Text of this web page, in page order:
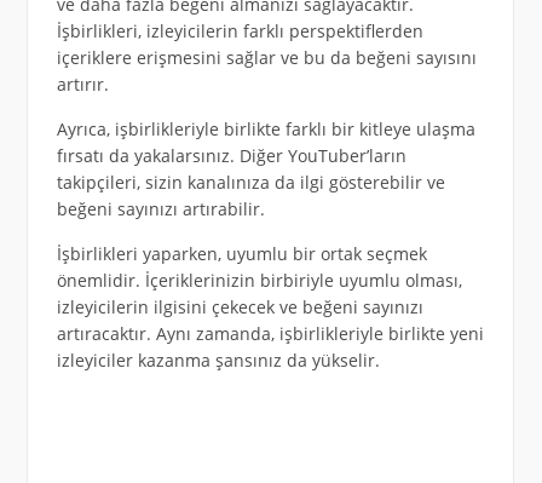
İşbirlikleri, izleyicilerin farklı perspektiflerden
içeriklere erişmesini sağlar ve bu da beğeni sayısını
artırır.
Ayrıca, işbirlikleriyle birlikte farklı bir kitleye ulaşma
fırsatı da yakalarsınız. Diğer YouTuber’ların
takipçileri, sizin kanalınıza da ilgi gösterebilir ve
beğeni sayınızı artırabilir.
İşbirlikleri yaparken, uyumlu bir ortak seçmek
önemlidir. İçeriklerinizin birbiriyle uyumlu olması,
izleyicilerin ilgisini çekecek ve beğeni sayınızı
artıracaktır. Aynı zamanda, işbirlikleriyle birlikte yeni
izleyiciler kazanma şansınız da yükselir.